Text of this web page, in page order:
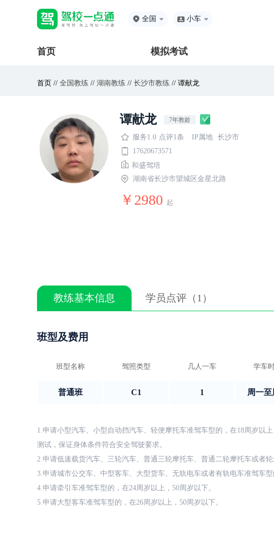
全国 小车
首页 模拟考试
首页 // 全国教练 // 湖南教练 // 长沙市教练 // 谭献龙
谭献龙 7年教龄
服务1.0 点评1条 IP属地 长沙市
17620673571
和盛驾培
湖南省长沙市望城区金星北路
￥2980 起
教练基本信息 学员点评（1）
班型及费用
班型名称 驾照类型 几人一车 学车
普通班 C1 1 周一至
1.申请小型汽车、小型自动挡汽车、轻便摩托车准驾车型的，在18周岁以
测试，保证身体条件符合安全驾驶要求。
2.申请低速载货汽车、三轮汽车、普通三轮摩托车、普通二轮摩托车或者
3.申请城市公交车、中型客车、大型货车、无轨电车或者有轨电车准驾车型
4.申请牵引车准驾车型的，在24周岁以上，50周岁以下。
5.申请大型客车准驾车型的，在26周岁以上，50周岁以下。